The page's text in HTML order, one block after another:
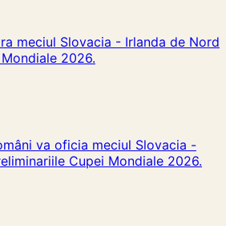
meciul Slovacia - Irlanda de Nord
2026.
va oficia meciul Slovacia -
Cupei Mondiale 2026.